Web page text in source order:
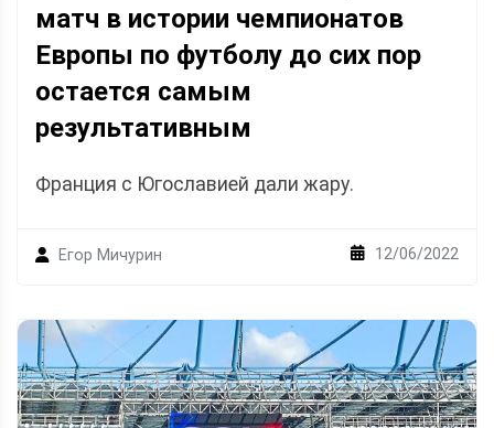
матч в истории чемпионатов
Европы по футболу до сих пор
остается самым
результативным
Франция с Югославией дали жару.
Егор Мичурин 12/06/2022